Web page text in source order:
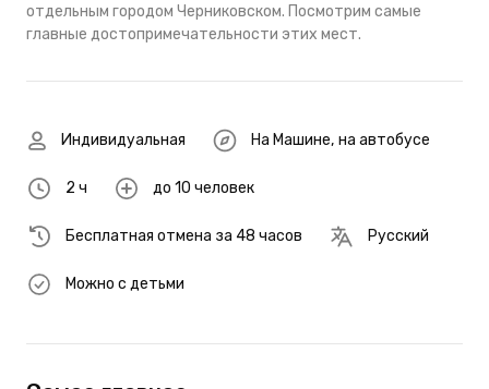
отдельным городом Черниковском. Посмотрим самые
главные достопримечательности этих мест.
Индивидуальная На Машине, на автобусе
2 ч до 10 человек
Бесплатная отмена за 48 часов Русский
Можно с детьми